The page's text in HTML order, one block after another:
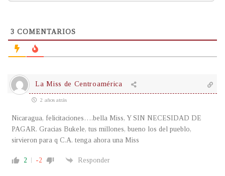
3 COMENTARIOS
La Miss de Centroamérica
2 años atrás
Nicaragua, felicitaciones….bella Miss, Y SIN NECESIDAD DE
PAGAR. Gracias Bukele, tus millones, bueno los del pueblo,
sirvieron para q C.A. tenga ahora una Miss
2 -2 Responder